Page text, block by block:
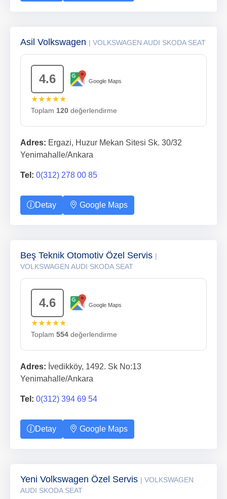
Asil Volkswagen | VOLKSWAGEN AUDI SKODA SEAT
4.6 Google Maps
★★★★★
Toplam 120 değerlendirme
Adres: Ergazi, Huzur Mekan Sitesi Sk. 30/32
Yenimahalle/Ankara
Tel: 0(312) 278 00 85
Detay Google Maps
Beş Teknik Otomotiv Özel Servis |
VOLKSWAGEN AUDI SKODA SEAT
4.6 Google Maps
★★★★★
Toplam 554 değerlendirme
Adres: İvedikköy, 1492. Sk No:13
Yenimahalle/Ankara
Tel: 0(312) 394 69 54
Detay Google Maps
Yeni Volkswagen Özel Servis | VOLKSWAGEN
AUDI SKODA SEAT